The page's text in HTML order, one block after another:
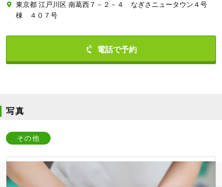
東京都 江戸川区 南葛西７－２－４ なぎさニュータウン４号
棟 ４０７号
写真
その他
0336877874